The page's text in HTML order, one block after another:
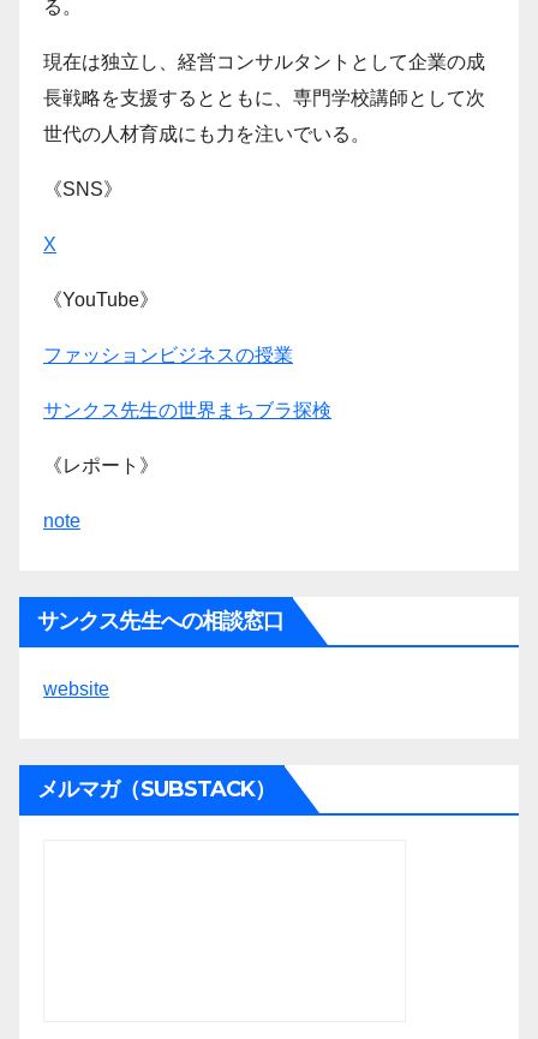
る。
現在は独立し、経営コンサルタントとして企業の成
長戦略を支援するとともに、専門学校講師として次
世代の人材育成にも力を注いでいる。
《SNS》
X
《YouTube》
ファッションビジネスの授業
サンクス先生の世界まちブラ探検
《レポート》
note
サンクス先生への相談窓口
website
メルマガ（SUBSTACK）